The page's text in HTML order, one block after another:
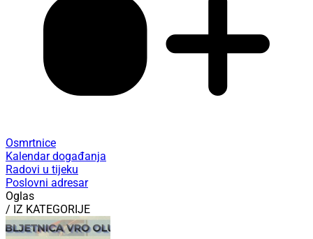
Osmrtnice
Kalendar događanja
Radovi u tijeku
Poslovni adresar
Oglas
/ IZ KATEGORIJE